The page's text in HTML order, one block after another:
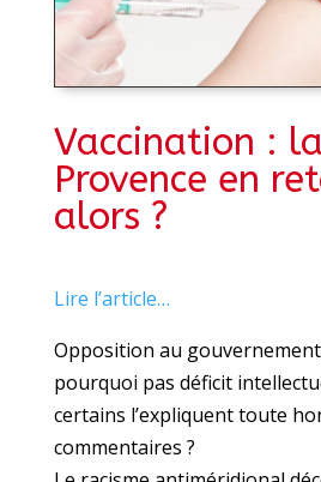
Vaccination : la
Provence en
alors ?
Lire l’article…
Opposition au
pourquoi pas déficit
certains l’expliquent toute
commentaires ?